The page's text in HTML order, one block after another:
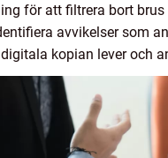
för att filtrera bort
avvikelser som
kopian lever och